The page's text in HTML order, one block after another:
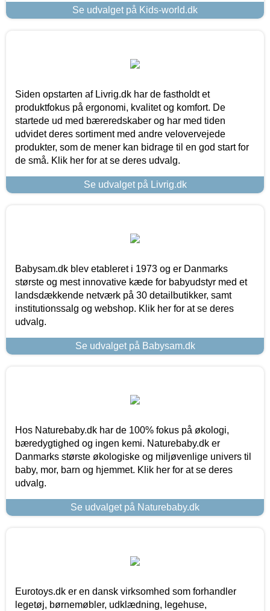
Se udvalget på Kids-world.dk
Siden opstarten af Livrig.dk har de fastholdt et
produktfokus på ergonomi, kvalitet og komfort. De
startede ud med bæreredskaber og har med tiden
udvidet deres sortiment med andre velovervejede
produkter, som de mener kan bidrage til en god start for
de små. Klik her for at se deres udvalg.
Se udvalget på Livrig.dk
Babysam.dk blev etableret i 1973 og er Danmarks
største og mest innovative kæde for babyudstyr med et
landsdækkende netværk på 30 detailbutikker, samt
institutionssalg og webshop. Klik her for at se deres
udvalg.
Se udvalget på Babysam.dk
Hos Naturebaby.dk har de 100% fokus på økologi,
bæredygtighed og ingen kemi. Naturebaby.dk er
Danmarks største økologiske og miljøvenlige univers til
baby, mor, barn og hjemmet. Klik her for at se deres
udvalg.
Se udvalget på Naturebaby.dk
Eurotoys.dk er en dansk virksomhed som forhandler
legetøj, børnemøbler, udklædning, legehuse,